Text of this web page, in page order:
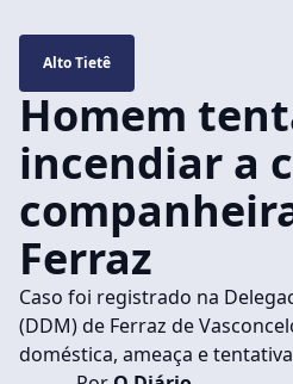
Alto Tietê
Homem
incendiar a
Ferraz
Caso foi registrado na
(DDM) de Ferraz de
doméstica, ameaça e